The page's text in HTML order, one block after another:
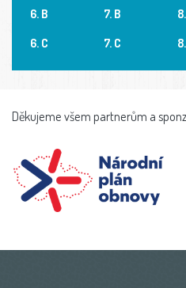
6. B
6. C
7. B
7. C
Děkujeme všem partnerům a